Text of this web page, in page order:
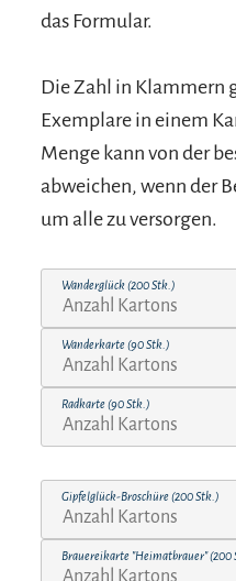
das Formular.
Die Zahl in Klammern
Exemplare in einem
Menge kann von der
abweichen, wenn der
um alle zu versorgen.
Wanderglück (200 Stk.)
Wanderkarte (90 Stk.)
Radkarte (90 Stk.)
Gipfelglück-Broschüre (200 Stk.)
Brauereikarte "Heimatbrauer" (200